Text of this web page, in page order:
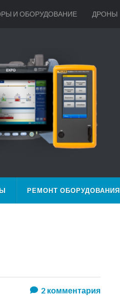
И ОБОРУДОВАНИЕ ДРОНЫ
РЕМОНТ ОБОРУДОВАНИЯ
2комментария